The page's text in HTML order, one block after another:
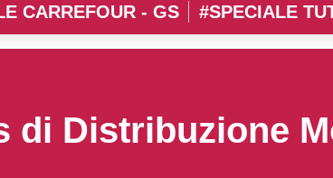
CARREFOUR - GS #SPECIALE
di Distribuzione